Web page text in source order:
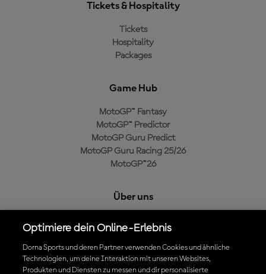
Tickets & Hospitality
Tickets
Hospitality
Packages
Game Hub
MotoGP™ Fantasy
MotoGP™ Predictor
MotoGP Guru Predict
MotoGP Guru Racing 25/26
MotoGP™26
Über uns
Cookie-Richtlinien
Geschäftsbedingungen
Datenschutzrichtlinien
Optimiere dein Online-Erlebnis
Dorna Sports und deren Partner verwenden Cookies und ähnliche
Technologien, um deine Interaktion mit unseren Websites,
Produkten und Diensten zu messen und dir personalisierte